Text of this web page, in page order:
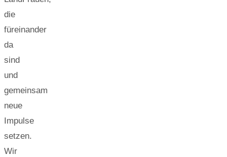
die
füreinander
da
sind
und
gemeinsam
neue
Impulse
setzen.
Wir